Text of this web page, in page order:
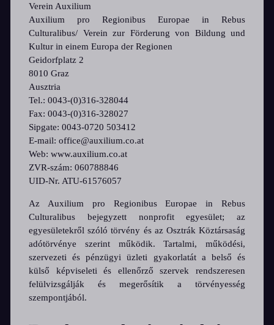
Verein Auxilium
Auxilium pro Regionibus Europae in Rebus
Culturalibus/ Verein zur Förderung von Bildung und
Kultur in einem Europa der Regionen
Geidorfplatz 2
8010 Graz
Ausztria
Tel.: 0043-(0)316-328044
Fax: 0043-(0)316-328027
Sipgate: 0043-0720 503412
E-mail: office@auxilium.co.at
Web: www.auxilium.co.at
ZVR-szám: 060788846
UID-Nr. ATU-61576057
Az Auxilium pro Regionibus Europae in Rebus
Culturalibus bejegyzett nonprofit egyesület; az
egyesületekről szóló törvény és az Osztrák Köztársaság
adótörvénye szerint működik. Tartalmi, működési,
szervezeti és pénzügyi üzleti gyakorlatát a belső és
külső képviseleti és ellenőrző szervek rendszeresen
felülvizsgálják és megerősítik a törvényesség
szempontjából.